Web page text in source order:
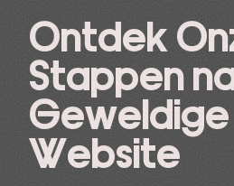
Ontdek
Stappen
Geweldige
Website